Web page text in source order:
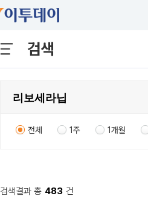
검색
전체 1주 1개월
검색결과 총 483 건